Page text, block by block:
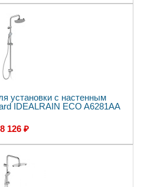
установки с настенным
IDEALRAIN ECO A6281AA
126 ₽